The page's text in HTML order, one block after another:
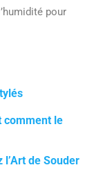
pour
comment le
de Souder